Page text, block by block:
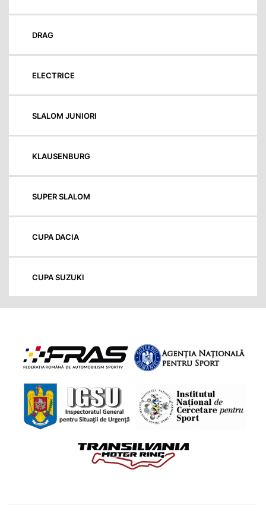
DRAG
ELECTRICE
SLALOM JUNIORI
KLAUSENBURG
SUPER SLALOM
CUPA DACIA
CUPA SUZUKI